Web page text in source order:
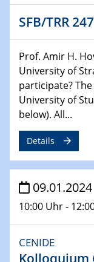
Chemie für die
Technische
Chemie für die
29.01.2024
Technische
Chemie für die
WIN &
MATURE
ICAN
SFB/TRR
Prof. Amir H.
University of
participate?
University of
below). All...
Details
09.01.2024
10:00 Uhr -
CENIDE
Kolloquium